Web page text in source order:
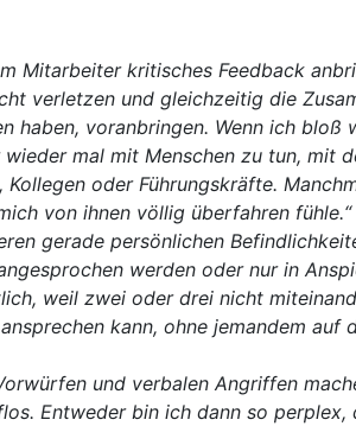
Mitarbeiter kritisches Feedback
verletzen und gleichzeitig die
haben, voranbringen. Wenn ich bloß
wieder mal mit Menschen zu tun, mit
Kollegen oder Führungskräfte.
von ihnen völlig überfahren fühle.“
gerade persönlichen
werden oder nur in
weil zwei oder drei nicht
kann, ohne jemandem
und verbalen Angriffen
Entweder bin ich dann so